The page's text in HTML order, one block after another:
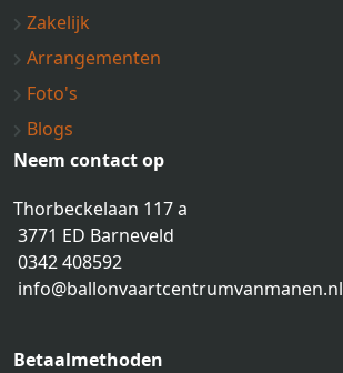
Zakelijk
Arrangementen
Foto's
Blogs
Neem contact op
Thorbeckelaan 117 a
3771 ED Barneveld
0342 408592
info@ballonvaartcentrumvanmanen.nl
Betaalmethoden